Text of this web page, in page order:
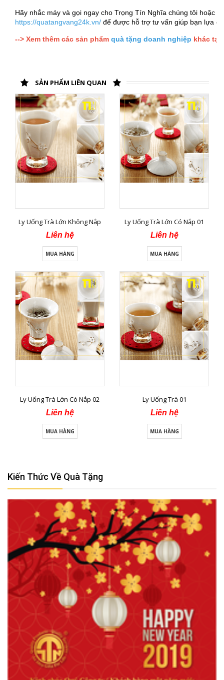
Hãy nhắc máy và gọi ngay cho Trọng Tín Nghĩa chúng tôi hoặc
https://quatangvang24k.vn/ để được hỗ trợ tư vấn giúp bạn lựa
--> Xem thêm các sản phẩm quà tặng doanh nghiệp khác tại
SẢN PHẨM LIÊN QUAN
Ly Uống Trà Lớn Không Nắp
Liên hệ
MUA HÀNG
Ly Uống Trà Lớn Có Nắp 01
Liên hệ
MUA HÀNG
Ly Uống Trà Lớn Có Nắp 02
Liên hệ
MUA HÀNG
Ly Uống Trà 01
Liên hệ
MUA HÀNG
Kiến Thức Về Quà Tặng